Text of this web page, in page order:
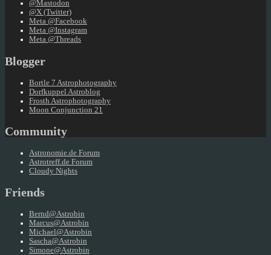
@Mastodon
@X (Twitter)
Meta @Facebook
Meta @Instagram
Meta @Threads
Blogger
Bortle 7 Astrophotography
Dorfkuppel Astroblog
Frosth Astrophotography
Moon Conjunction 21
Community
Astronomie.de Forum
Astrotreff.de Forum
Cloudy Nights
Friends
Bernd@Astrobin
Marcus@Astrobin
Michael@Astrobin
Sascha@Astrobin
Simone@Astrobin